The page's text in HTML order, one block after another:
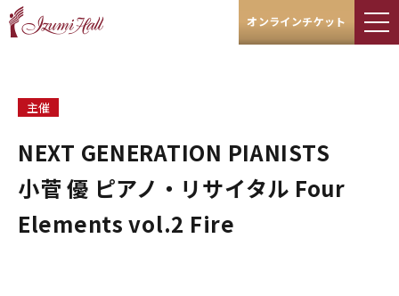
オンラインチケット
主催
NEXT GENERATION PIANISTS
小菅 優 ピアノ・リサイタル Four
Elements vol.2 Fire